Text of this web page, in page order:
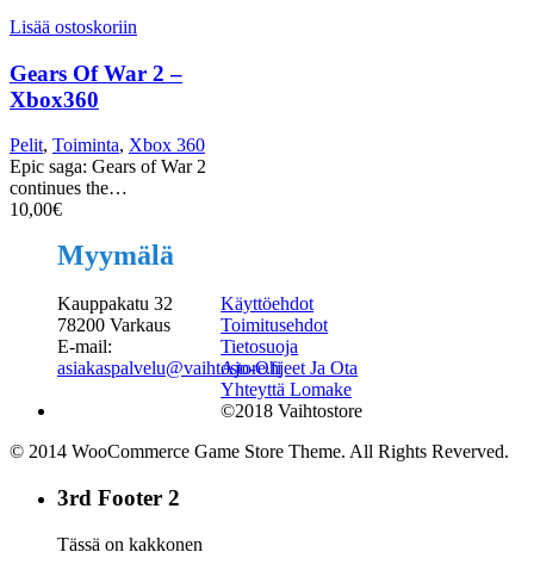
Lisää ostoskoriin
Gears Of War 2 –
Xbox360
Pelit, Toiminta, Xbox 360
Epic saga: Gears of War 2
continues the…
10,00€
Myymälä
Kauppakatu 32
78200 Varkaus
E-mail:
asiakaspalvelu@vaihtostore.fi
Käyttöehdot
Toimitusehdot
Tietosuoja
Ajo-Ohjeet Ja Ota
Yhteyttä Lomake
©2018 Vaihtostore
© 2014 WooCommerce Game Store Theme. All Rights Reverved.
3rd Footer 2
Tässä on kakkonen